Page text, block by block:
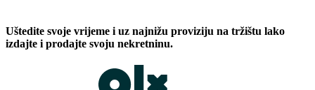
Uštedite svoje vrijeme i uz najnižu proviziju na tržištu lako
izdajte i prodajte svoju nekretninu.